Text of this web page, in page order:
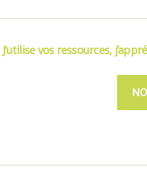
J’utilise vos ressources,